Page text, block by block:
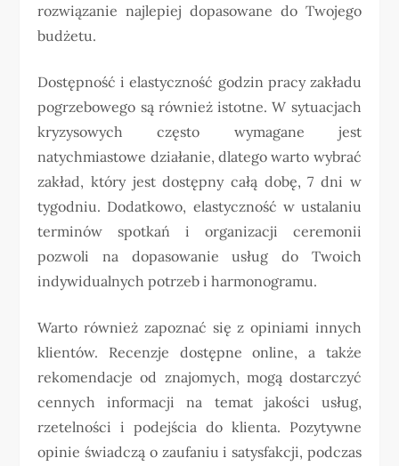
rozwiązanie najlepiej dopasowane do Twojego
budżetu.
Dostępność i elastyczność godzin pracy zakładu
pogrzebowego są również istotne. W sytuacjach
kryzysowych często wymagane jest
natychmiastowe działanie, dlatego warto wybrać
zakład, który jest dostępny całą dobę, 7 dni w
tygodniu. Dodatkowo, elastyczność w ustalaniu
terminów spotkań i organizacji ceremonii
pozwoli na dopasowanie usług do Twoich
indywidualnych potrzeb i harmonogramu.
Warto również zapoznać się z opiniami innych
klientów. Recenzje dostępne online, a także
rekomendacje od znajomych, mogą dostarczyć
cennych informacji na temat jakości usług,
rzetelności i podejścia do klienta. Pozytywne
opinie świadczą o zaufaniu i satysfakcji, podczas